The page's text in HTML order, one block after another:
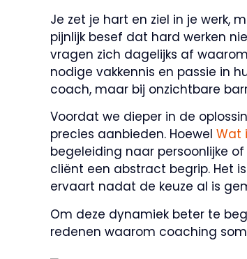
Je zet je hart en ziel in je werk,
pijnlijk besef dat hard werken
vragen zich dagelijks af
nodige vakkennis en passie in
coach, maar bij onzichtbare
Voordat we dieper in de
precies aanbieden. Hoewel Wat
begeleiding naar persoonlijke
cliënt een abstract begrip. Het
ervaart nadat de keuze al is
Om deze dynamiek beter te
redenen waarom coaching